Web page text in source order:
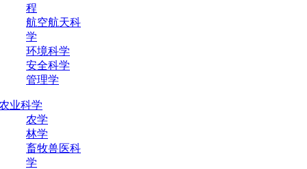
程
航空航天科
学
环境科学
安全科学
管理学
业科学
农学
林学
畜牧兽医科
学